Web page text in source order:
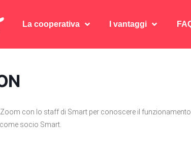
La cooperativa I vantaggi
con lo staff di Smart per conoscere il
socio Smart.